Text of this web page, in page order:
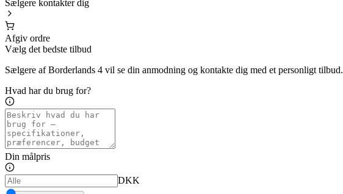
Sælgere kontakter dig
Afgiv ordre
Vælg det bedste tilbud
Sælgere af Borderlands 4 vil se din anmodning og kontakte dig med et personligt tilbud.
Hvad har du brug for?
Din målpris
DKK